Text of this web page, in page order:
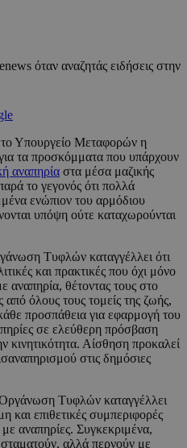
όταν αναζητάς ειδήσεις στην
Υπουργείο Μεταφορών η
τα προσκόμματα που υπάρχουν
αναπηρία στα μέσα μαζικής
το γεγονός ότι πολλά
ενώπιον του αρμόδιου
υπόψη ούτε καταχωρούνται
Τυφλών καταγγέλλει ότι
και πρακτικές που όχι μόνο
αναπηρία, θέτοντας τους στο
από όλους τους τομείς της ζωής,
προσπάθεια για εφαρμογή του
σε ελεύθερη πρόσβαση
κινητικότητα. Αίσθηση προκαλεί
στις δημόσιες
Τυφλών καταγγέλλει
και επιθετικές συμπεριφορές
αναπηρίες. Συγκεκριμένα,
αλλά περνούν με